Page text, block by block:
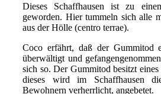
Dieses Schaffhausen ist zu
geworden. Hier tummeln sich alle
aus der Hölle (centro terrae).
Coco erfährt, daß der Gummitod
überwältigt und
sich so. Der Gummitod besitzt
dieses wird im Schaffhausen
Bewohnern verherrlicht, angebetet.